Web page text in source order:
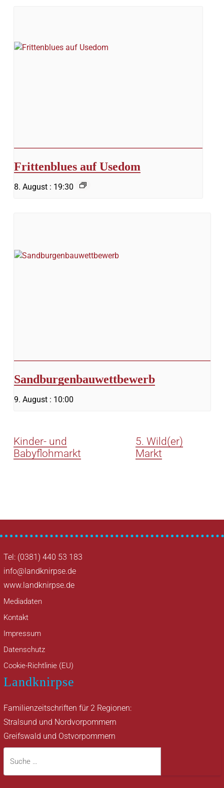
Frittenblues auf Usedom
8. August : 19:30
Sandburgenbauwettbewerb
9. August : 10:00
Kinder- und
Babyflohmarkt
5. Wild(er)
Markt
Tel: (0381) 440 53 183
info@landknirpse.de
www.landknirpse.de
Mediadaten
Kontakt
Impressum
Datenschutz
Cookie-Richtlinie (EU)
Landknirpse
Familienzeitschriften für 2 Regionen:
Stralsund und Nordvorpommern
Greifswald und Ostvorpommern
Suche